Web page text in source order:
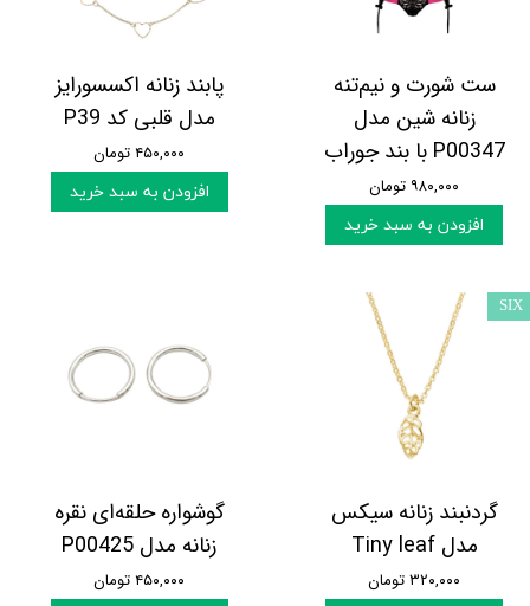
ست شورت و نیم‌تنه
زنانه شین مدل
P00347 با بند جوراب
۹۸۰,۰۰۰ تومان
افزودن به سبد خرید
پابند زنانه اکسسورایز
مدل قلبی کد P39
۴۵۰,۰۰۰ تومان
افزودن به سبد خرید
گردنبند زنانه سیکس
مدل Tiny leaf
۳۲۰,۰۰۰ تومان
SIX
گوشواره حلقه‌ای نقره
زنانه مدل P00425
۴۵۰,۰۰۰ تومان